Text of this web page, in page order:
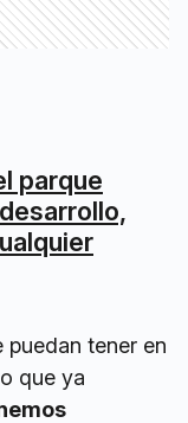
parque
puedan tener en
que ya